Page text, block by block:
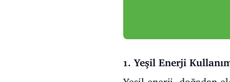
1. Yeşil Enerji